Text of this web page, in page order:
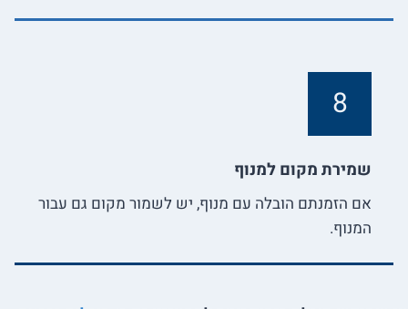
8
שמירת מקום למנוף
אם הזמנתם הובלה עם מנוף, יש לשמור מקום גם עבור
המנוף.